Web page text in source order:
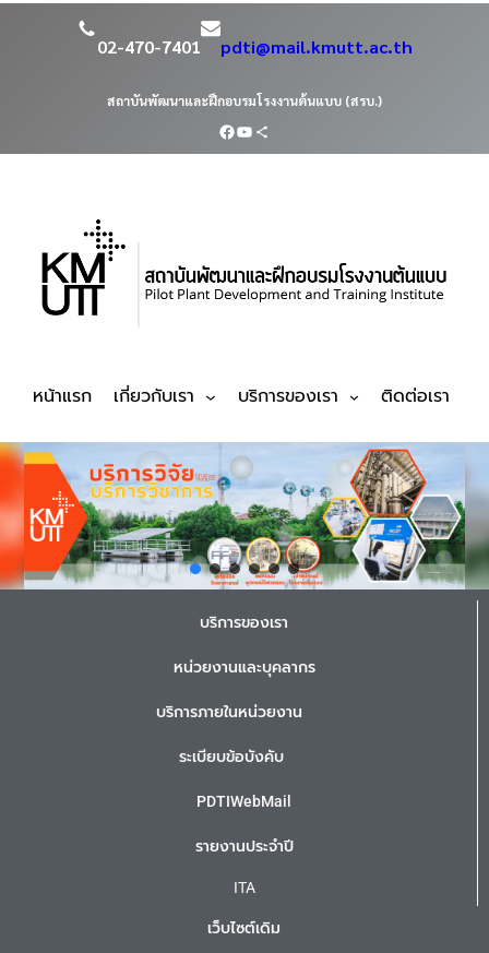
02-470-7401 pdti@mail.kmutt.ac.th
สถาบันพัฒนาและฝึกอบรมโรงงานต้นแบบ (สรบ.)
หน้าแรก เกี่ยวกับเรา บริการของเรา ติดต่อเรา
บริการของเรา
หน่วยงานและบุคลากร
บริการภายในหน่วยงาน
ระเบียบข้อบังคับ
PDTIWebMail
รายงานประจำปี
ITA
เว็บไซต์เดิม